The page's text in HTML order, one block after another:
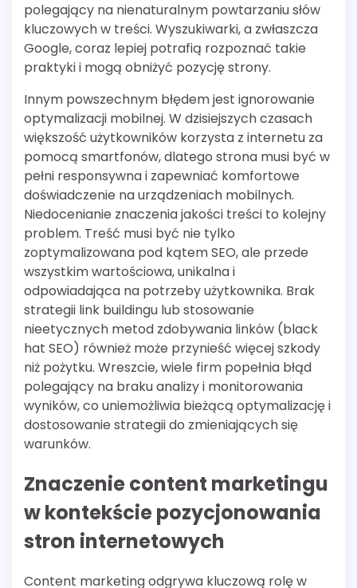
polegający na nienaturalnym powtarzaniu słów
kluczowych w treści. Wyszukiwarki, a zwłaszcza
Google, coraz lepiej potrafią rozpoznać takie
praktyki i mogą obniżyć pozycję strony.
Innym powszechnym błędem jest ignorowanie
optymalizacji mobilnej. W dzisiejszych czasach
większość użytkowników korzysta z internetu za
pomocą smartfonów, dlatego strona musi być w
pełni responsywna i zapewniać komfortowe
doświadczenie na urządzeniach mobilnych.
Niedocenianie znaczenia jakości treści to kolejny
problem. Treść musi być nie tylko
zoptymalizowana pod kątem SEO, ale przede
wszystkim wartościowa, unikalna i
odpowiadająca na potrzeby użytkownika. Brak
strategii link buildingu lub stosowanie
nieetycznych metod zdobywania linków (black
hat SEO) również może przynieść więcej szkody
niż pożytku. Wreszcie, wiele firm popełnia błąd
polegający na braku analizy i monitorowania
wyników, co uniemożliwia bieżącą optymalizację i
dostosowanie strategii do zmieniających się
warunków.
Znaczenie content marketingu
w kontekście pozycjonowania
stron internetowych
Content marketing odgrywa kluczową rolę w